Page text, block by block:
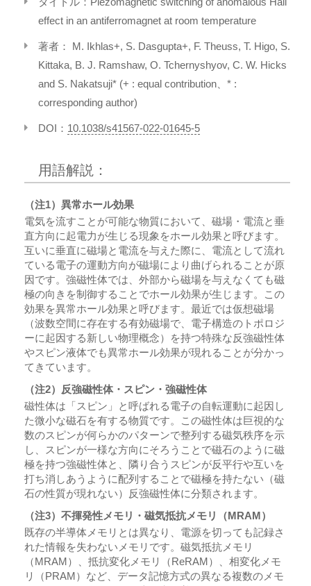
effect in an antiferromagnet at room temperature
著者： M. Ikhlas+, S. Dasgupta+, F. Theuss, T. Higo, S.
Kittaka, B. J. Ramshaw, O. Tchernyshyov, C. W. Hicks
and S. Nakatsuji* (+ : equal contribution、* :
corresponding author)
DOI： 10.1038/s41567-022-01645-5
用語解説：
（注1）異常ホール効果
電気を流すことが可能な物質において、磁場・電流と垂
直方向に起電力が生じる現象をホール効果と呼びます。
互いに垂直に磁場と電流を与えた際に、電流として流れ
ている電子の運動方向が磁場により曲げられることが原
因です。強磁性体では、外部から磁場を与えなくても磁
極の向きを制御することでホール効果が生じます。この
効果を異常ホール効果と呼びます。最近では仮想磁場
（波数空間に存在する有効磁場で、電子構造のトポロジ
ーに起因する新しい物理概念）を持つ特殊な反強磁性体
やスピン液体でも異常ホール効果が現れることが分かっ
てきています。
（注2）反強磁性体・スピン・強磁性体
磁性体は「スピン」と呼ばれる電子の自転運動に起因し
た微小な磁石を有する物質です。この磁性体は巨視的な
数のスピンが何らかのパターンで整列する磁気秩序を示
し、スピンが一様な方向にそろうことで磁石のように磁
極を持つ強磁性体と、隣り合うスピンが反平行や互いを
打ち消しあうように配列することで磁極を持たない（磁
石の性質が現れない）反強磁性体に分類されます。
（注3）不揮発性メモリ・磁気抵抗メモリ（MRAM）
既存の半導体メモリとは異なり、電源を切っても記録さ
れた情報を失わないメモリです。磁気抵抗メモリ
（MRAM）、抵抗変化メモリ（ReRAM）、相変化メモ
リ（PRAM）など、データ記憶方式の異なる複数のメモ